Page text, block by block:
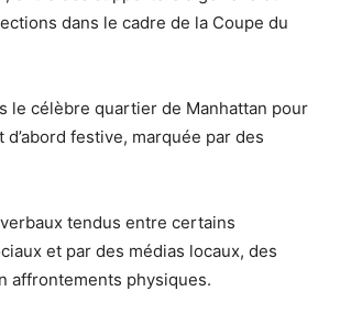
dans le cadre de la Coupe du
le célèbre quartier de Manhattan pour
festive, marquée par des
tendus entre certains
et par des médias locaux, des
affrontements physiques.